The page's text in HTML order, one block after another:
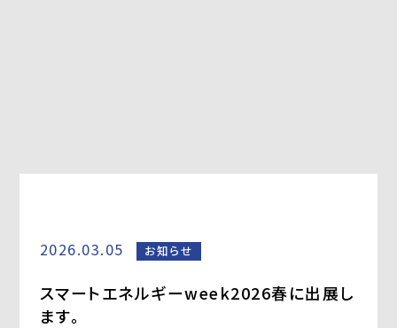
2026.03.05 お知らせ
スマートエネルギーweek2026春に出展し
ます。